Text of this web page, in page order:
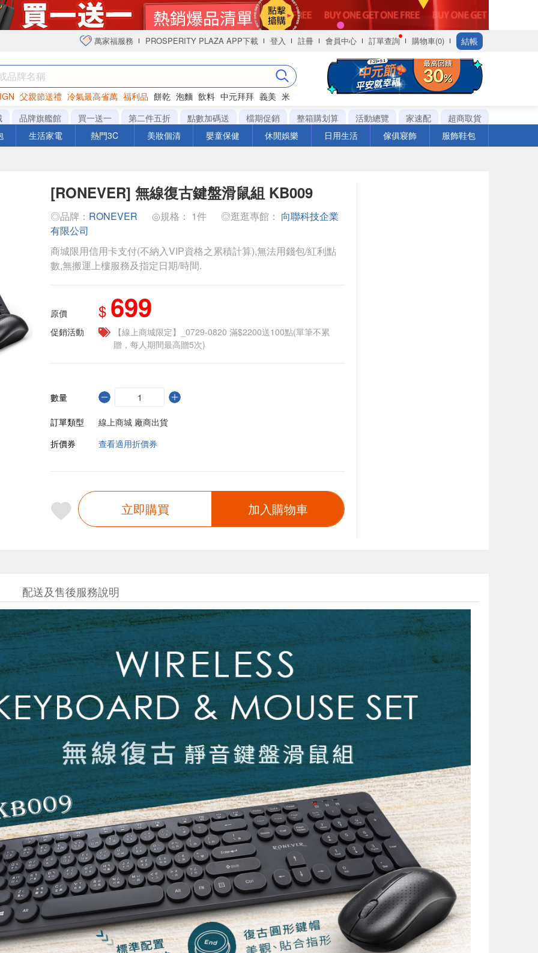
萬家福服務 PROSPERITY PLAZA APP下載 登入 註冊 會員中心 訂單查詢 購物車(0) 結帳
父親節送禮 冷氣最高省萬 福利品 餅乾 泡麵 飲料 中元拜拜 義美 米
衛生紙
品牌旗艦館 買一送一 第二件五折 點數加碼送 檔期促銷 整箱購划算 活動總覽 家速配
超商取貨
生活家電 熱門3C 美妝個清 嬰童保健 休閒娛樂 日用生活 傢俱寢飾 服飾鞋包
[RONEVER] 無線復古鍵盤滑鼠組 KB009
◎品牌： RONEVER ◎規格： 1件 ◎逛逛專館： 向聯科技企業
有限公司
商城限用信用卡支付(不納入VIP資格之累積計算),無法用錢包/紅利點
數,無搬運上樓服務及指定日期/時間.
原價 $ 699
促銷活動
【線上商城限定】_0729-0820 滿$2200送100點(單筆不累
贈，每人期間最高贈5次)
數量
訂單類型
線上商城 廠商出貨
折價券
查看適用折價券
立即購買 加入購物車
配送及售後服務說明